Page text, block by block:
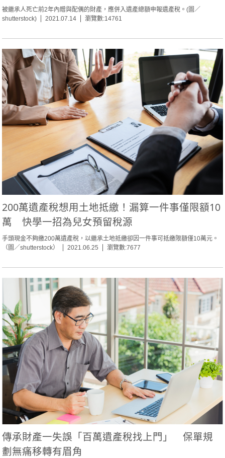
被繼承人死亡前2年內贈與配偶的財產，應併入遺產總額申報遺產稅。(圖／
shutterstock)
2021.07.14 瀏覽數:14761
200萬遺產稅想用土地抵繳！漏算一件事僅限額10
萬 快學一招為兒女預留稅源
手頭現金不夠繳200萬遺產稅，以繼承土地抵繳卻因一件事可抵繳限額僅10萬元。
（圖／shutterstock）
2021.06.25 瀏覽數:7677
傳承財產一失誤「百萬遺產稅找上門」 保單規
劃無痛移轉有眉角